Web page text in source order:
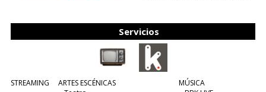
Servicios
STREAMING
ARTES ESCÉNICAS
MÚSICA